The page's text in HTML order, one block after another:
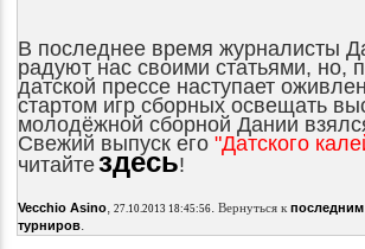
В последнее время журналисты
радуют нас своими статьями, но,
датской прессе наступает
стартом игр сборных освещать
молодёжной сборной Дании
Свежий выпуск его "Датского
читайтездесь!
Vecchio Asino, 27.10.2013 18:45:56. Вернуться к
турниров.